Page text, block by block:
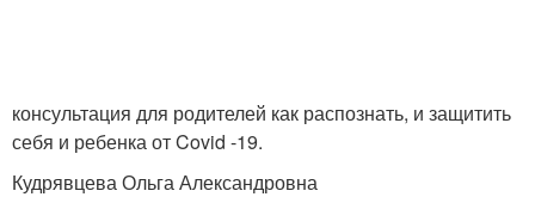
консультация для родителей как распознать, и защитить
себя и ребенка от Covid -19.
Кудрявцева Ольга Александровна